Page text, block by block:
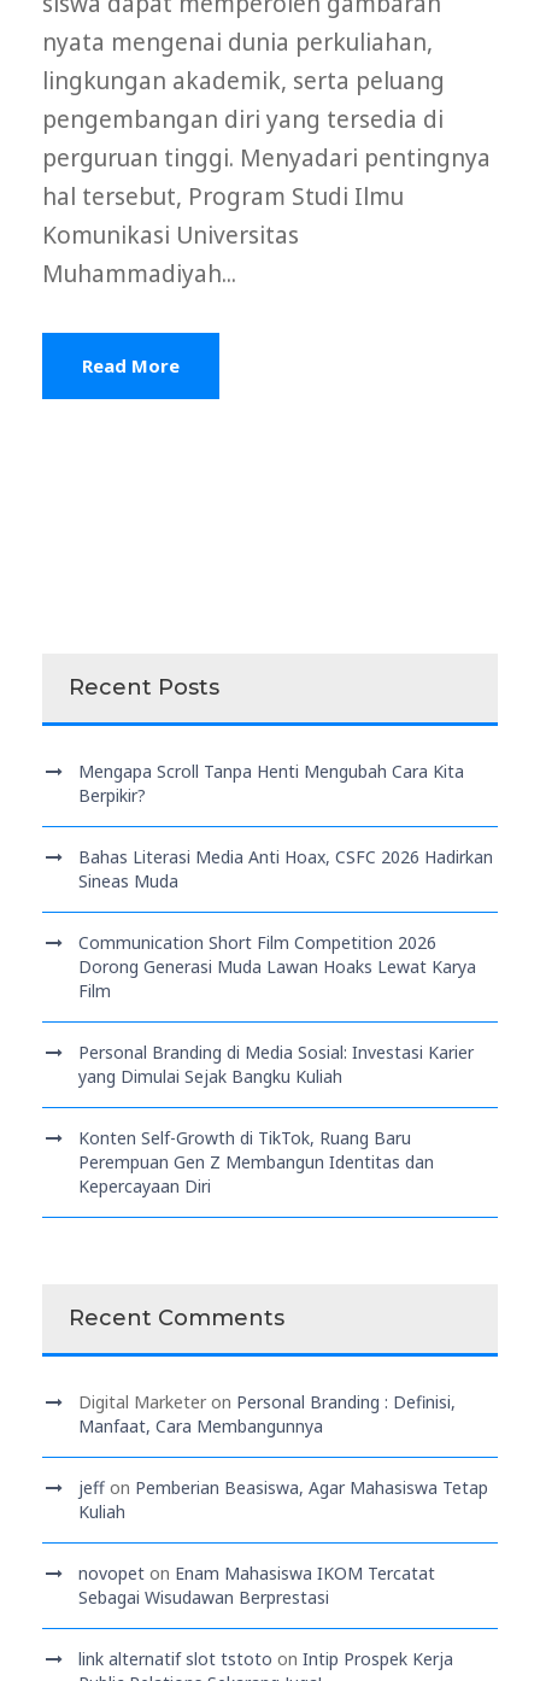
nyata mengenai dunia perkuliahan,
lingkungan akademik, serta peluang
pengembangan diri yang tersedia di
perguruan tinggi. Menyadari pentingnya
hal tersebut, Program Studi Ilmu
Komunikasi Universitas
Muhammadiyah...
Read More
Recent Posts
Mengapa Scroll Tanpa Henti Mengubah Cara Kita
Berpikir?
Bahas Literasi Media Anti Hoax, CSFC 2026 Hadirkan
Sineas Muda
Communication Short Film Competition 2026
Dorong Generasi Muda Lawan Hoaks Lewat Karya
Film
Personal Branding di Media Sosial: Investasi Karier
yang Dimulai Sejak Bangku Kuliah
Konten Self-Growth di TikTok, Ruang Baru
Perempuan Gen Z Membangun Identitas dan
Kepercayaan Diri
Recent Comments
Digital Marketer on Personal Branding : Definisi,
Manfaat, Cara Membangunnya
jeff on Pemberian Beasiswa, Agar Mahasiswa Tetap
Kuliah
novopet on Enam Mahasiswa IKOM Tercatat
Sebagai Wisudawan Berprestasi
link alternatif slot tstoto on Intip Prospek Kerja